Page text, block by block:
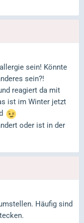
sein! Könnte
sein?!
reagiert da mit
ist im Winter jetzt
oder ist in der
Häufig sind